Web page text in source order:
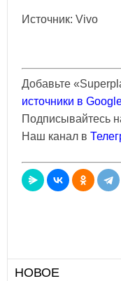
Источник: Vivo
Добавьте
источники в
Подписывайтесь
Наш канал в
НОВОЕ